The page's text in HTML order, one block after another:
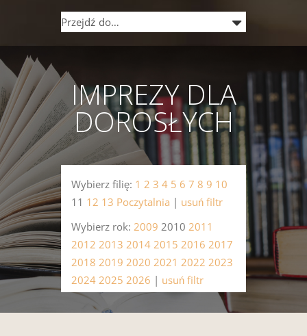
IMPREZY DLA
DOROSŁYCH
Wybierz filię: 1 2 3 4 5 6 7 8 9 10
11 12 13 Poczytalnia | usuń filtr
Wybierz rok: 2009 2010 2011
2012 2013 2014 2015 2016 2017
2018 2019 2020 2021 2022 2023
2024 2025 2026 | usuń filtr